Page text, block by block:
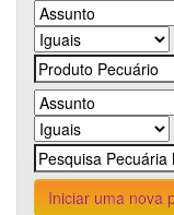
Iniciar uma nova